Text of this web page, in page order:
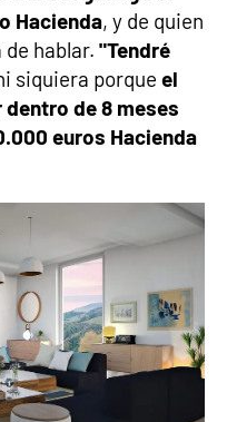
Hacienda, y de quien
hablar. "Tendré
siquiera porque el
dentro de 8 meses
euros Hacienda